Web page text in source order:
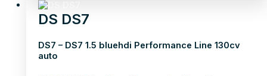
DS DS7
DS7 – DS7 1.5 bluehdi Performance Line 130cv
auto